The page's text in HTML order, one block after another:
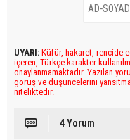
UYARI: Küfür, hakaret, rencide
içeren, Türkçe karakter
onaylanmamaktadır. Yazılan
görüş ve düşüncelerini
niteliktedir.
4 Yorum